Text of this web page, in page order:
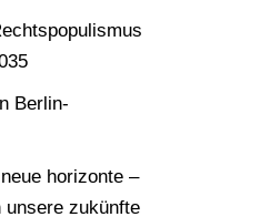
Berlin-
horizonte –
unsere zukünfte